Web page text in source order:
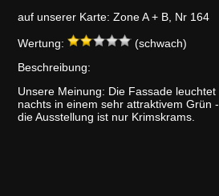
auf unserer Karte: Zone A + B, Nr 164
Wertung:
(schwach)
Beschreibung:
Unsere Meinung: Die Fassade leuchtet
nachts in einem sehr attraktivem Grün -
die Ausstellung ist nur Krimskrams.